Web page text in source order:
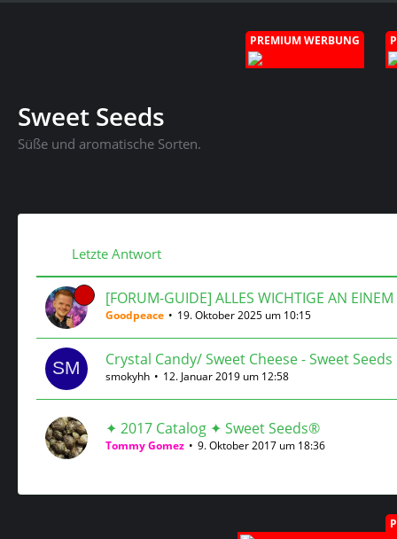
PREMIUM WERBUNG
Sweet Seeds
Süße und aromatische Sorten.
Letzte Antwort
[FORUM-GUIDE] ALLES WICHTIGE AN EINEM
Goodpeace 19. Oktober 2025 um 10:15
Crystal Candy/ Sweet Cheese - Sweet
smokyhh 12. Januar 2019 um 12:58
✦ 2017 Catalog ✦ Sweet Seeds®
Tommy Gomez 9. Oktober 2017 um 18:36